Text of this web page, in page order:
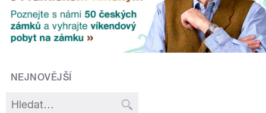
NEJNOVĚJŠÍ